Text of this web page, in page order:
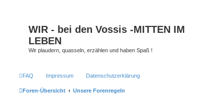
WIR - bei den Vossis -MITTEN IM
LEBEN
Wir plaudern, quasseln, erzählen und haben Spaß !
FAQ Impressum Datenschutzerklärung
Foren-Übersicht Unsere Forenregeln